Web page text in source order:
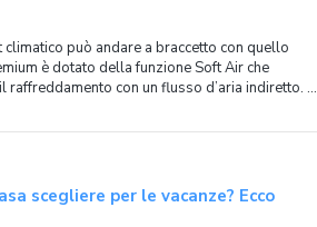
può andare a braccetto con quello
è dotato della funzione Soft Air che
raffreddamento con un flusso d’aria indiretto. Il
scegliere per le vacanze? Ecco